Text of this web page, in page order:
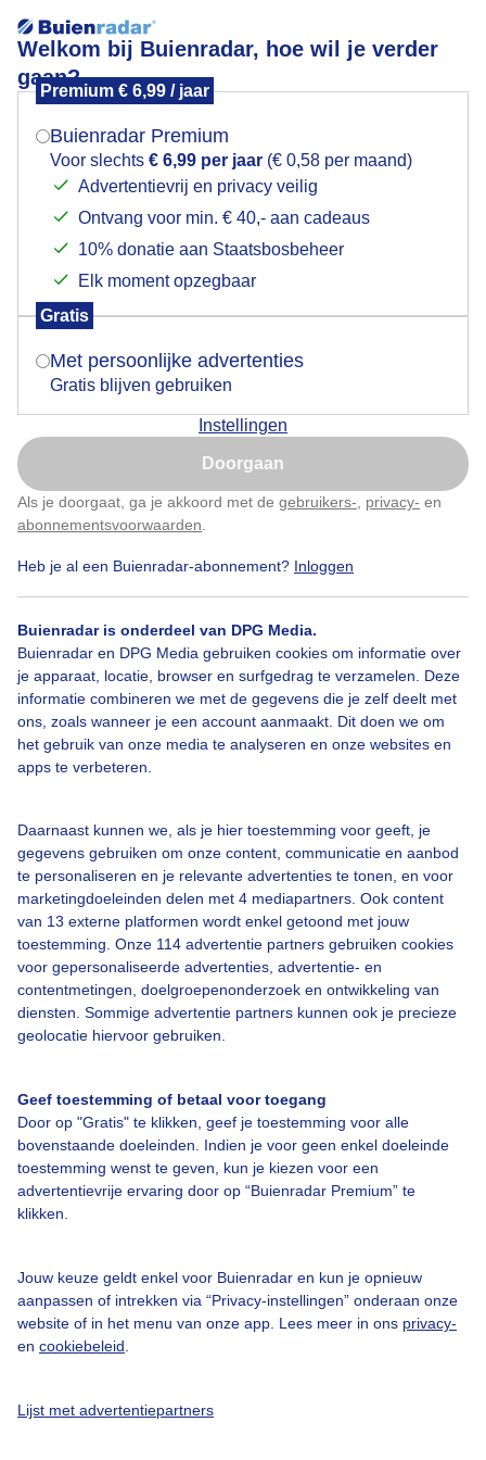
Welkom bij Buienradar, hoe wil je verder
gaan?
Premium € 6,99 / jaar
Buienradar Premium
Voor slechts € 6,99 per jaar (€ 0,58 per maand)
Advertentievrij en privacy veilig
Ontvang voor min. € 40,- aan cadeaus
10% donatie aan Staatsbosbeheer
Elk moment opzegbaar
Gratis
Met persoonlijke advertenties
Gratis blijven gebruiken
Instellingen
Doorgaan
Als je doorgaat, ga je akkoord met de gebruikers- privacy- en
abonnementsvoorwaarden
Heb je al een Buienradar-abonnement? Inloggen
Buienradar is onderdeel van DPG Media.
Buienradar en DPG Media gebruiken cookies om informatie over
je apparaat, locatie, browser en surfgedrag te verzamelen. Deze
informatie combineren we met de gegevens die je zelf deelt met
ons, zoals wanneer je een account aanmaakt. Dit doen we om
het gebruik van onze media te analyseren en onze websites en
apps te verbeteren.
Daarnaast kunnen we, als je hier toestemming voor geeft, je
gegevens gebruiken om onze content, communicatie en aanbod
te personaliseren en je relevante advertenties te tonen, en voor
marketingdoeleinden delen met 4 mediapartners. Ook content
van 13 externe platformen wordt enkel getoond met jouw
toestemming. Onze 114 advertentie partners gebruiken cookies
voor gepersonaliseerde advertenties, advertentie- en
contentmetingen, doelgroepenonderzoek en ontwikkeling van
diensten. Sommige advertentie partners kunnen ook je precieze
geolocatie hiervoor gebruiken.
Geef toestemming of betaal voor toegang
Door op "Gratis" te klikken, geef je toestemming voor alle
bovenstaande doeleinden. Indien je voor geen enkel doeleinde
toestemming wenst te geven, kun je kiezen voor een
advertentievrije ervaring door op “Buienradar Premium” te
klikken.
Jouw keuze geldt enkel voor Buienradar en kun je opnieuw
aanpassen of intrekken via “Privacy-instellingen” onderaan onze
website of in het menu van onze app. Lees meer in ons privacy-
en cookiebeleid
Lijst met advertentiepartners
enorme wolken partijen langs de kust
enorme wolken partijen langs de kust
Door: John Dalhuijsen Gemaakt: 14-09-2025, 41x bekeken
Bekijk slideshow
Een moment geduld aub...
Over Buienradar
Veelgestelde vragen
Contact
Toegankelijkheid
Buienradar Team
Privacy instellingen
Mogen we je locatie gebruiken voor het
Indien je hier nog geen akkoord op hebt gegeven,
verschijnt er zo een pop-up uit je browser waarin
Is goed, toon de popup
Nu niet, misschien later
Klik hierom dit aan te passen